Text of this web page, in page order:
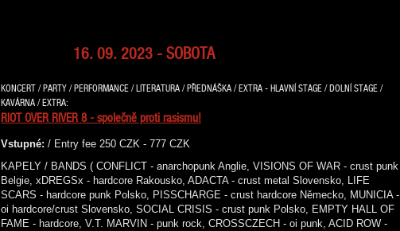
16. 09. 2023 - SOBOTA
KONCERT / PARTY / PERFORMANCE / LITERATURA / PŘEDNÁŠKA / EXTRA - HLAVNÍ STAGE / DOLNÍ STAGE /
KAVÁRNA / EXTRA:
RIOT OVER RIVER 8 - společně proti rasismu!
Vstupné: / Entry fee 250 CZK - 777 CZK
KAPELY / BANDS ( CONFLICT - anarchopunk Anglie, VISIONS OF WAR - crust punk
Belgie, xDREGSx - hardcore Rakousko, ADACTA - crust metal Slovensko, LIFE
SCARS - hardcore punk Polsko, PISSCHARGE - crust hardcore Německo, MUNICIA -
oi hardcore/crust Slovensko, SOCIAL CRISIS - crust punk Polsko, EMPTY HALL OF
FAME - hardcore, V.T. MARVIN - punk rock, CROSSCZECH - oi punk, ACID ROW -